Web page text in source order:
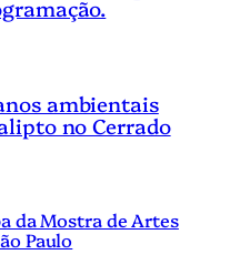
ambientais
no Cerrado
da Mostra de Artes
Paulo